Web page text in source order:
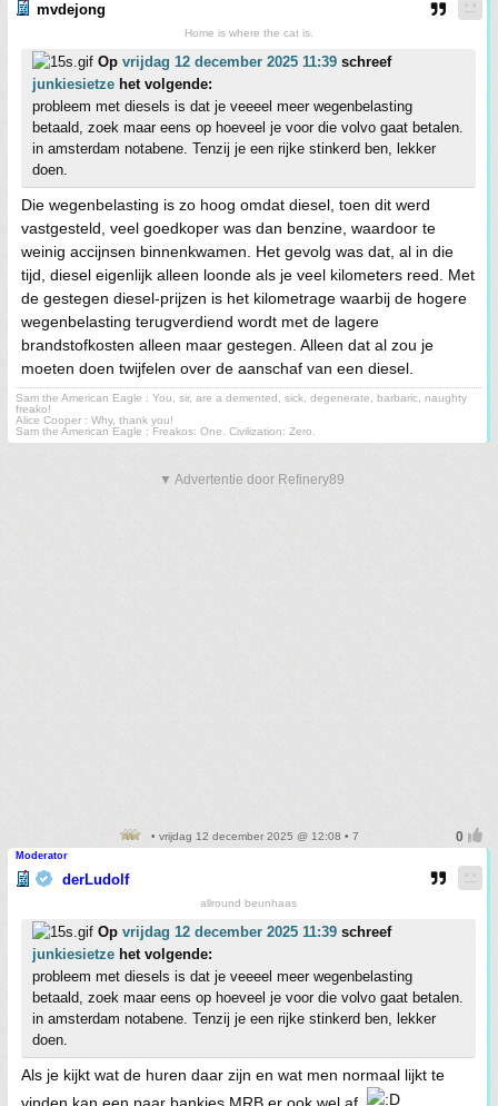
mvdejong
Home is where the cat is.
Op vrijdag 12 december 2025 11:39 schreef
junkiesietze het volgende:
probleem met diesels is dat je veeeel meer wegenbelasting
betaald, zoek maar eens op hoeveel je voor die volvo gaat betalen.
in amsterdam notabene. Tenzij je een rijke stinkerd ben, lekker
doen.
Die wegenbelasting is zo hoog omdat diesel, toen dit werd
vastgesteld, veel goedkoper was dan benzine, waardoor te
weinig accijnsen binnenkwamen. Het gevolg was dat, al in die
tijd, diesel eigenlijk alleen loonde als je veel kilometers reed. Met
de gestegen diesel-prijzen is het kilometrage waarbij de hogere
wegenbelasting terugverdiend wordt met de lagere
brandstofkosten alleen maar gestegen. Alleen dat al zou je
moeten doen twijfelen over de aanschaf van een diesel.
Sam the American Eagle : You, sir, are a demented, sick, degenerate, barbaric, naughty
freako!
Alice Cooper : Why, thank you!
Sam the American Eagle : Freakos: One. Civilization: Zero.
▼ Advertentie door Refinery89
• vrijdag 12 december 2025 @ 12:08 • 7
Moderator
derLudolf
allround beunhaas
Op vrijdag 12 december 2025 11:39 schreef
junkiesietze het volgende:
probleem met diesels is dat je veeeel meer wegenbelasting
betaald, zoek maar eens op hoeveel je voor die volvo gaat betalen.
in amsterdam notabene. Tenzij je een rijke stinkerd ben, lekker
doen.
Als je kijkt wat de huren daar zijn en wat men normaal lijkt te